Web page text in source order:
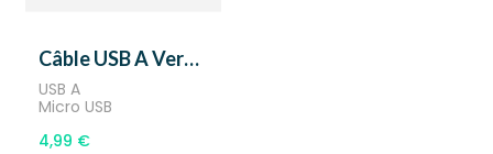
Câble USB A Vers Micro USB
USB A
Micro USB
4,99 €